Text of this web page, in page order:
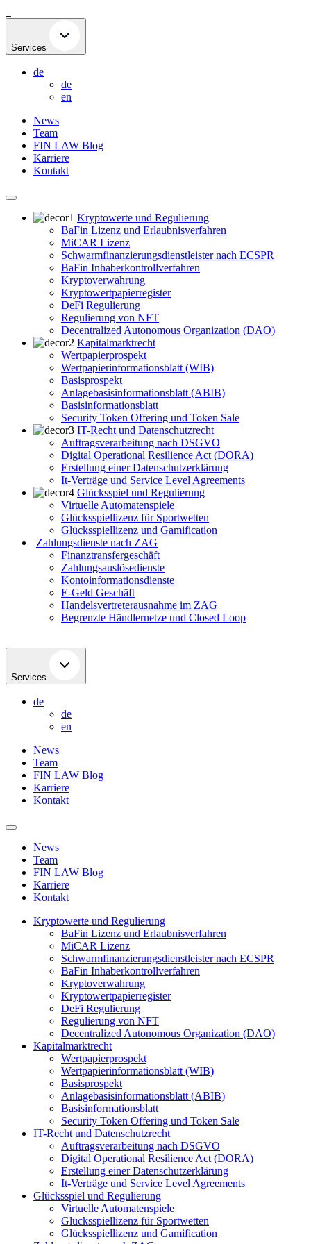
to
Services
de
de
en
News
Team
FIN LAW Blog
Karriere
Kontakt
Kryptowerte und Regulierung
BaFin Lizenz und Erlaubnisverfahren
MiCAR Lizenz
Schwarmfinanzierungsdienstleister nach ECSPR
BaFin Inhaberkontrollverfahren
Kryptoverwahrung
Kryptowertpapierregister
DeFi Regulierung
Regulierung von NFT
Decentralized Autonomous Organization (DAO)
Kapitalmarktrecht
Wertpapierprospekt
Wertpapierinformationsblatt (WIB)
Basisprospekt
Anlagebasisinformationsblatt (ABIB)
Basisinformationsblatt
Security Token Offering und Token Sale
IT-Recht und Datenschutzrecht
Auftragsverarbeitung nach DSGVO
Digital Operational Resilience Act (DORA)
Erstellung einer Datenschutzerklärung
It-Verträge und Service Level Agreements
Glücksspiel und Regulierung
Virtuelle Automatenspiele
Glücksspiellizenz für Sportwetten
Glücksspiellizenz und Gamification
Zahlungsdienste nach ZAG
Finanztransfergeschäft
Zahlungsauslösedienste
Kontoinformationsdienste
E-Geld Geschäft
Handelsvertreterausnahme im ZAG
Begrenzte Händlernetze und Closed Loop
Services
de
de
en
News
Team
FIN LAW Blog
Karriere
Kontakt
News
Team
FIN LAW Blog
Karriere
Kontakt
Kryptowerte und Regulierung
BaFin Lizenz und Erlaubnisverfahren
MiCAR Lizenz
Schwarmfinanzierungsdienstleister nach ECSPR
BaFin Inhaberkontrollverfahren
Kryptoverwahrung
Kryptowertpapierregister
DeFi Regulierung
Regulierung von NFT
Decentralized Autonomous Organization (DAO)
Kapitalmarktrecht
Wertpapierprospekt
Wertpapierinformationsblatt (WIB)
Basisprospekt
Anlagebasisinformationsblatt (ABIB)
Basisinformationsblatt
Security Token Offering und Token Sale
IT-Recht und Datenschutzrecht
Auftragsverarbeitung nach DSGVO
Digital Operational Resilience Act (DORA)
Erstellung einer Datenschutzerklärung
It-Verträge und Service Level Agreements
Glücksspiel und Regulierung
Virtuelle Automatenspiele
Glücksspiellizenz für Sportwetten
Glücksspiellizenz und Gamification